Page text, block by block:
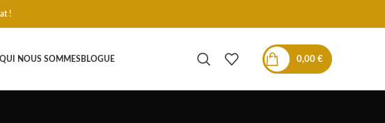
!
QUI NOUS SOMMES BLOGUE 0,00 €